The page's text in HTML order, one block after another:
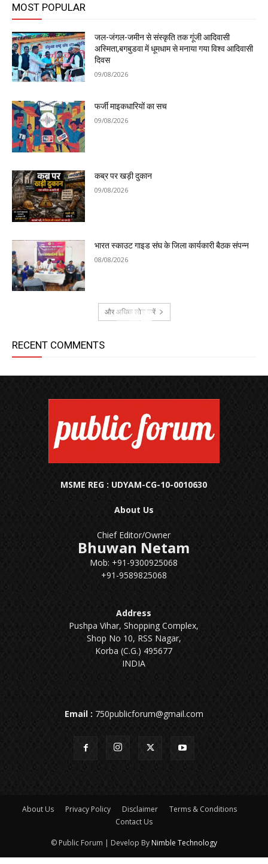
MOST POPULAR
जल-जंगल-जमीन से संस्कृति तक गूंजी आदिवासी
अस्मिता,बगबुडवा में धूमधाम से मनाया गया विश्व आदिवासी
दिवस
09/08/2026
फर्जी माइकधारियों का सच
09/08/2026
कब्र पर खड़ी दुकान
09/08/2026
भारत स्काउट गाइड संघ के जिला कार्यकारी बैठक संपन्न
08/08/2026
और अधिक लोड करें
RECENT COMMENTS
MSME REG : UDYAM-CG-10-0010630
About Us
Chief Editor/Owner
Bhuwan Netam
Mob: +91-9300925068
+91-9589825068
Address
Pushpa Vihar, Shopping Complex,
Shop No 10, RSS Nagar,
Korba (C.G.) 495677
INDIA
Email : 750publicforum@gmail.com
About Us Privacy Policy Disclaimer
Terms & Conditions
Contact Us
© Public Forum | Develop By Nimble Technology